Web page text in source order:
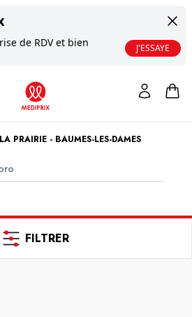
de RDV et bien
J'ESSAYE
PRAIRIE - BAUMES-LES-DAMES
FILTRER